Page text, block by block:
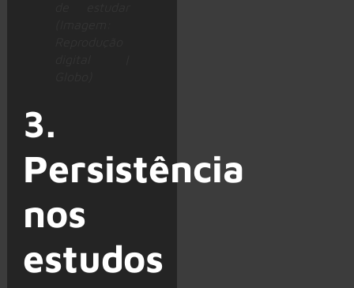
3.
Persistência
nos
estudos